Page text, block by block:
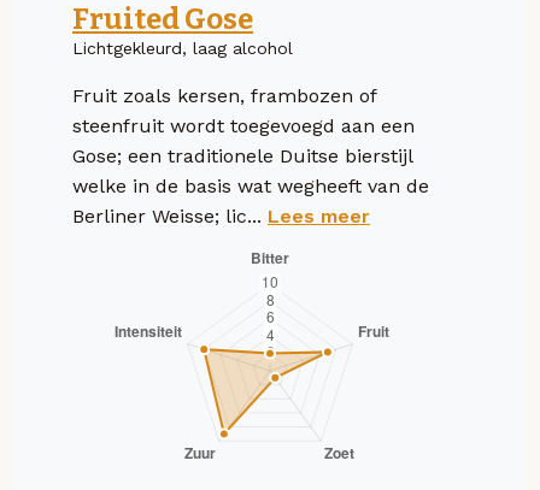
Fruited Gose
Lichtgekleurd, laag alcohol
Fruit zoals kersen, frambozen of
steenfruit wordt toegevoegd aan een
Gose; een traditionele Duitse bierstijl
welke in de basis wat wegheeft van de
Berliner Weisse; lic... Lees meer